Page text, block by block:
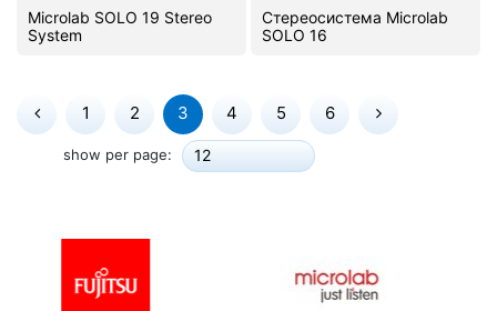
Microlab SOLO 19 Stereo
System
Стереосистема Microlab
SOLO 16
1 2 3 4 5 6
show per page: 12